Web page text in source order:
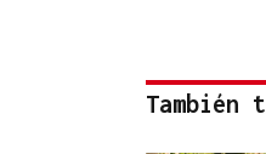
También